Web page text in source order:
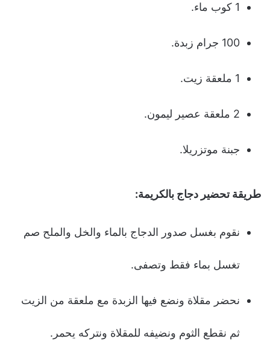
1 كوب ماء.
100 جرام زبدة.
1 ملعقة زيت.
2 ملعقة عصير ليمون.
جبنة موتزريلا.
طريقة تحضير دجاج بالكريمة:
نقوم بغسل صدور الدجاج بالماء والخل والملح صم
تغسل بماء فقط وتصفى.
نحضر مقلاة ونضع فيها الزبدة مع ملعقة من الزيت
ثم نقطع الثوم ونضيفه للمقلاة ونتركه يحمر.